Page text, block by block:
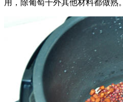
用，除葡萄干外其他材料都做熟。